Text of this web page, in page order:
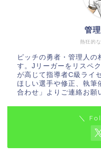
熱狂的
管
ピッチの勇者・管理人の
す。Jリーガーをリスペ
が高じて指導者C級ライ
ほしい選手や修正、執筆
合わせ」よりご連絡お願
＼